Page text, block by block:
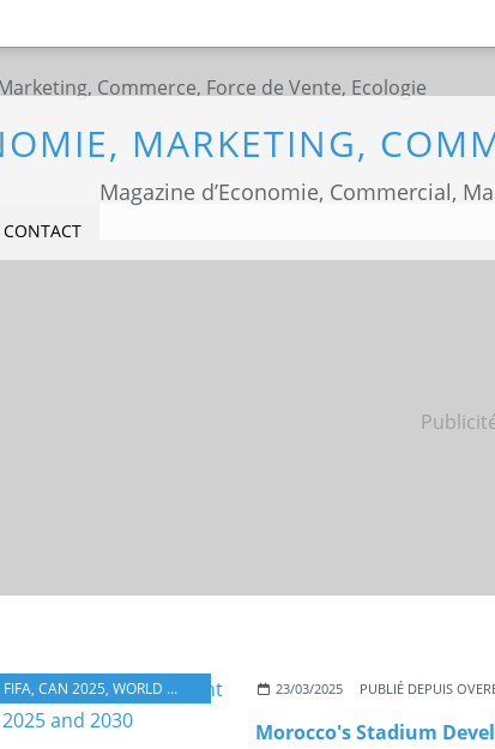
Magazine d’Economie, Commercial,
CONTACT
FIFA, CAN 2025, WORLD CUP 2030 MAROC,MOROCCO,STADIUM
23/03/2025 PUBLIÉ DEPUIS